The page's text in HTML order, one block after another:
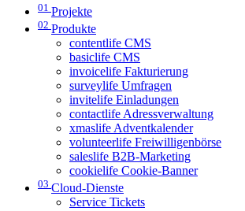
01 Projekte
02 Produkte
contentlife CMS
basiclife CMS
invoicelife Fakturierung
surveylife Umfragen
invitelife Einladungen
contactlife Adressverwaltung
xmaslife Adventkalender
volunteerlife Freiwilligenbörse
saleslife B2B-Marketing
cookielife Cookie-Banner
03 Cloud-Dienste
Service Tickets